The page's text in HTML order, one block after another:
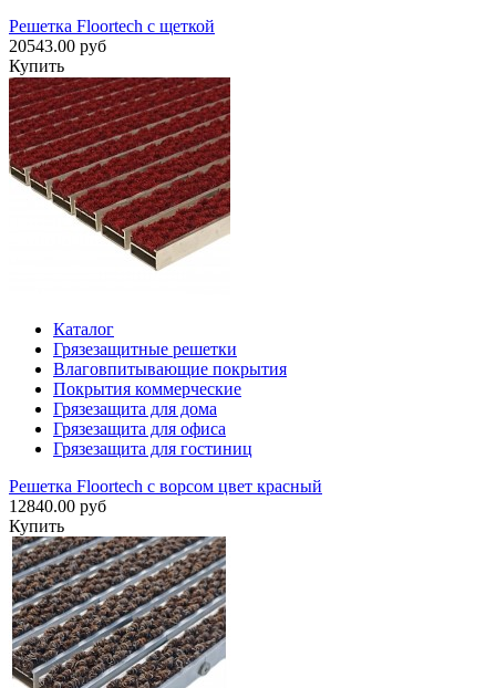
Решетка Floortech с щеткой
20543.00 руб
Купить
Каталог
Грязезащитные решетки
Влаговпитывающие покрытия
Покрытия коммерческие
Грязезащита для дома
Грязезащита для офиса
Грязезащита для гостиниц
Решетка Floortech с ворсом цвет красный
12840.00 руб
Купить